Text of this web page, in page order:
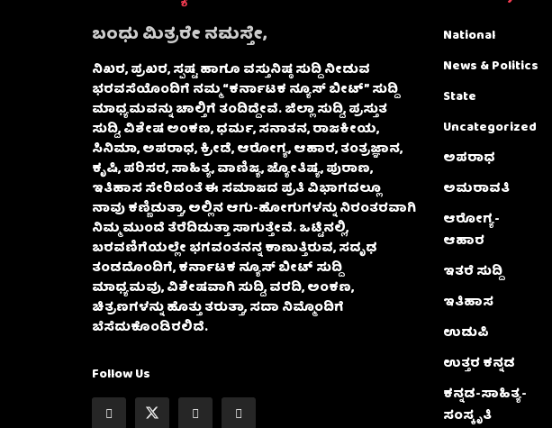
ಬಂಧು ಮಿತ್ರರೇ ನಮಸ್ತೇ,
ನಿಖರ, ಪ್ರಖರ, ಸ್ಪಷ್ಟ ಹಾಗೂ ವಸ್ತುನಿಷ್ಠ ಸುದ್ದಿ ನೀಡುವ
ಭರವಸೆಯೊಂದಿಗೆ ನಮ್ಮ “ಕರ್ನಾಟಕ ನ್ಯೂಸ್ ಬೀಟ್” ಸುದ್ದಿ
ಮಾಧ್ಯಮವನ್ನು ಚಾಲ್ತಿಗೆ ತಂದಿದ್ದೇವೆ. ಜಿಲ್ಲಾ ಸುದ್ದಿ, ಪ್ರಸ್ತುತ
ಸುದ್ದಿ, ವಿಶೇಷ ಅಂಕಣ, ಧರ್ಮ, ಸನಾತನ, ರಾಜಕೀಯ,
ಸಿನಿಮಾ, ಅಪರಾಧ, ಕ್ರೀಡೆ, ಆರೋಗ್ಯ, ಆಹಾರ, ತಂತ್ರಜ್ಞಾನ,
ಕೃಷಿ, ಪರಿಸರ, ಸಾಹಿತ್ಯ, ವಾಣಿಜ್ಯ, ಜ್ಯೋತಿಷ್ಯ, ಪುರಾಣ,
ಇತಿಹಾಸ ಸೇರಿದಂತೆ ಈ ಸಮಾಜದ ಪ್ರತಿ ವಿಭಾಗದಲ್ಲೂ
ನಾವು ಕಣ್ಣಿಡುತ್ತಾ, ಅಲ್ಲಿನ ಆಗು-ಹೋಗುಗಳನ್ನು ನಿರಂತರವಾಗಿ
ನಿಮ್ಮ ಮುಂದೆ ತೆರೆದಿಡುತ್ತಾ ಸಾಗುತ್ತೇವೆ. ಒಟ್ಟಿನಲ್ಲಿ,
ಬರವಣಿಗೆಯಲ್ಲೇ ಭಗವಂತನನ್ನ ಕಾಣುತ್ತಿರುವ, ಸದೃಢ
ತಂಡದೊಂದಿಗೆ, ಕರ್ನಾಟಕ ನ್ಯೂಸ್ ಬೀಟ್ ಸುದ್ದಿ
ಮಾಧ್ಯಮವು, ವಿಶೇಷವಾಗಿ ಸುದ್ದಿ, ವರದಿ, ಅಂಕಣ,
ಚಿತ್ರಣಗಳನ್ನು ಹೊತ್ತು ತರುತ್ತಾ, ಸದಾ ನಿಮ್ಮೊಂದಿಗೆ
ಬೆಸೆದುಕೊಂಡಿರಲಿದೆ.
Follow Us
National
News & Politics
State
Uncategorized
ಅಪರಾಧ
ಅಮರಾವತಿ
ಆರೋಗ್ಯ-
ಆಹಾರ
ಇತರೆ ಸುದ್ದಿ
ಇತಿಹಾಸ
ಉಡುಪಿ
ಉತ್ತರ ಕನ್ನಡ
ಕನ್ನಡ-ಸಾಹಿತ್ಯ-
ಸಂಸ್ಕೃತಿ